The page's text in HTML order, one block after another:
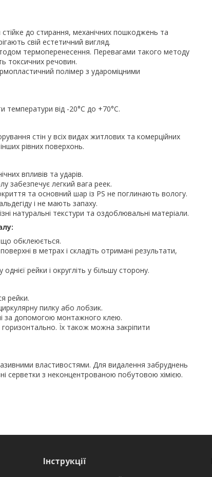
до стирання, механічних пошкоджень та
свій естетичний вигляд.
термоперенесення. Перевагами такого методу
токсичних речовин.
полімер з удароміцними
температури від -20°C до +70°C.
стін у всіх видах житлових та комерційних
рівних поверхонь.
впливів та ударів.
забезпечує легкий вага реек.
та основний шар із PS не поглинають вологу.
і не мають запаху.
натуральні текстури та оздоблювальні матеріали.
що обклеюється.
в метрах і складіть отримані результати,
рейки і округліть у більшу сторону.
рейки.
пилку або лобзик.
за допомогою монтажного клею.
Їх також можна закріпити
властивостями. Для видалення забруднень
серветки з неконцентрованою побутовою хімією.
Інструкції